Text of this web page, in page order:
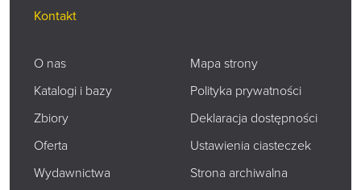
Kontakt
O nas
Katalogi i bazy
Zbiory
Oferta
Wydawnictwa
Mapa strony
Polityka prywatności
Deklaracja dostępności
Ustawienia ciasteczek
Strona archiwalna